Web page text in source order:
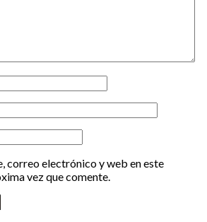
correo electrónico y web en este
vez que comente.